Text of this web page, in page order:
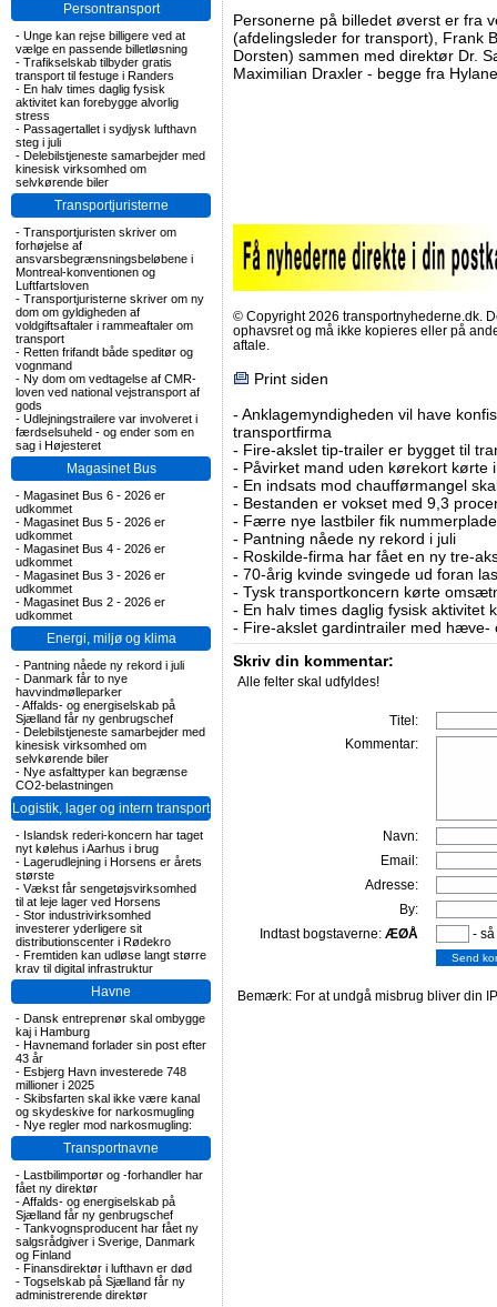
Persontransport
- Unge kan rejse billigere ved at
vælge en passende billetløsning
- Trafikselskab tilbyder gratis
transport til festuge i Randers
- En halv times daglig fysisk
aktivitet kan forebygge alvorlig
stress
- Passagertallet i sydjysk lufthavn
steg i juli
- Delebilstjeneste samarbejder med
kinesisk virksomhed om
selvkørende biler
Transportjuristerne
- Transportjuristen skriver om
forhøjelse af
ansvarsbegrænsningsbeløbene i
Montreal-konventionen og
Luftfartsloven
- Transportjuristerne skriver om ny
dom om gyldigheden af
voldgiftsaftaler i rammeaftaler om
transport
- Retten frifandt både speditør og
vognmand
- Ny dom om vedtagelse af CMR-
loven ved national vejstransport af
gods
- Udlejningstrailere var involveret i
færdselsuheld - og ender som en
sag i Højesteret
Magasinet Bus
- Magasinet Bus 6 - 2026 er
udkommet
- Magasinet Bus 5 - 2026 er
udkommet
- Magasinet Bus 4 - 2026 er
udkommet
- Magasinet Bus 3 - 2026 er
udkommet
- Magasinet Bus 2 - 2026 er
udkommet
Energi, miljø og klima
- Pantning nåede ny rekord i juli
- Danmark får to nye
havvindmølleparker
-Affalds- og energiselskab på
Sjælland får ny genbrugschef
- Delebilstjeneste samarbejder med
kinesisk virksomhed om
selvkørende biler
- Nye asfalttyper kan begrænse
CO2-belastningen
Logistik, lager og intern transport
- Islandsk rederi-koncern har taget
nyt kølehus i Aarhus i brug
- Lagerudlejning i Horsens er årets
største
- Vækst får sengetøjsvirksomhed
til at leje lager ved Horsens
- Stor industrivirksomhed
investerer yderligere sit
distributionscenter i Rødekro
- Fremtiden kan udløse langt større
krav til digital infrastruktur
Havne
- Dansk entreprenør skal ombygge
kaj i Hamburg
- Havnemand forlader sin post efter
43 år
- Esbjerg Havn investerede 748
millioner i 2025
- Skibsfarten skal ikke være kanal
og skydeskive for narkosmugling
- Nye regler mod narkosmugling:
Transportnavne
- Lastbilimportør og -forhandler har
fået ny direktør
-Affalds- og energiselskab på
Sjælland får ny genbrugschef
- Tankvognsproducent har fået ny
salgsrådgiver i Sverige, Danmark
og Finland
- Finansdirektør i lufthavn er død
- Togselskab på Sjælland får ny
administrerende direktør
Personerne på billedet øverst er fra
(afdelingsleder for transport), Frank
Dorsten) sammen med direktør Dr.
Maximilian Draxler - begge fra
© Copyright 2026 transportnyhederne.dk.
ophavsret og må ikke kopieres eller på
aftale.
Print siden
- Anklagemyndigheden vil have
transportfirma
- Fire-akslet tip-trailer er bygget til
- Påvirket mand uden kørekort kørte
- En indsats mod chaufførmangel
- Bestanden er vokset med 9,3
- Færre nye lastbiler fik
- Pantning nåede ny rekord i juli
- Roskilde-firma har fået en ny tre-
- 70-årig kvinde svingede ud foran
- Tysk transportkoncern kørte
- En halv times daglig fysisk aktivitet
- Fire-akslet gardintrailer med hæve-
Skriv din kommentar:
Alle felter skal udfyldes!
Titel:
Kommentar:
Navn:
Email:
Adresse:
By:
Indtast bogstaverne: ÆØÅ -
Bemærk: For at undgå misbrug bliver din